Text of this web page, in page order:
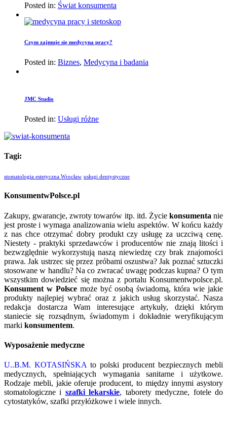
Posted in: Świat konsumenta
Czym zajmuje się medycyna pracy?
Posted in: Biznes, Medycyna i badania
JMC Studio
Posted in: Usługi różne
Tagi:
stomatologia estetyczna Wrocław usługi dentystyczne
KonsumentwPolsce.pl
Zakupy, gwarancje, zwroty towarów itp. itd. Życie konsumenta nie
jest proste i wymaga analizowania wielu aspektów. W końcu każdy
z nas chce otrzymać dobry produkt czy usługę za uczciwą cenę.
Niestety - praktyki sprzedawców i producentów nie znają litości i
bezwzględnie wykorzystują naszą niewiedzę czy brak znajomości
prawa. Jak ustrzec się przez próbami oszustwa? Jak poznać sztuczki
stosowane w handlu? Na co zwracać uwagę podczas kupna? O tym
wszystkim dowiedzieć się można z portalu Konsumentwpolsce.pl.
Konsument w Polscemoże być osobą świadomą, która wie jakie
produkty najlepiej wybrać oraz z jakich usług skorzystać. Nasza
redakcja dostarcza Wam interesujące artykuły, dzięki którym
staniecie się rozsądnym, świadomym i dokładnie weryfikującym
marki konsumentem.
Wyposażenie medyczne
U..B.M. KOTASIŃSKA to polski producent bezpiecznych mebli
medycznych, spełniających wymagania sanitarne i użytkowe.
Rodzaje mebli, jakie oferuje producent, to między innymi asystory
stomatologiczne i szafki lekarskie, taborety medyczne, fotele do
cytostatyków, szafki przyłóżkowe i wiele innych.